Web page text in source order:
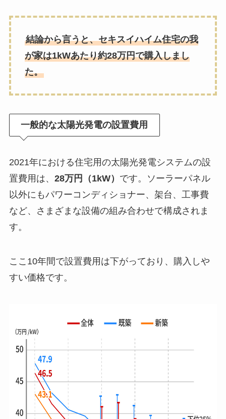
結論から言うと、セキスイハイム住宅の我
が家は1kWあたり約28万円で購入しまし
た。
一般的な太陽光発電の設置費用
2021年における住宅用の太陽光発電システムの設
置費用は、 28万円（1kW） です。ソーラーパネル
以外にもパワーコンディショナー、架台、工事費
など、さまざまな設備の組み合わせで構成されま
す。
ここ10年間で設置費用は下がっており、購入しや
すい価格です。